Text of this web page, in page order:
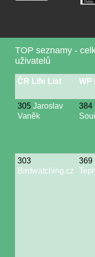
TOP seznamy -
uživatelů
ČR Life List WP
305 Jaroslav
Vaněk
384
303
Birdwatching.cz
369